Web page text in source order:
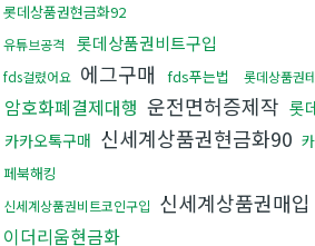
롯데상품권현금화92
유튜브공격 롯데상품권비트구입
fds걸렸어요 에그구매 fds푸는법 롯데상품권
암호화폐결제대행 운전면허증제작 롯
카카오톡구매 신세계상품권현금화90
페북해킹
신세계상품권비트코인구입 신세계상품권매입
이더리움현금화